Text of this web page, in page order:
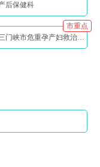
后保健科
产科（三门峡市危重孕产妇救治中心）
市重点